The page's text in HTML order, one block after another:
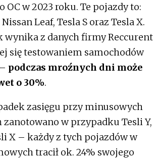
OC w 2023 roku. Te pojazdy to:
Nissan Leaf, Tesla S oraz Tesla X.
wynika z danych firmy Reccurent
się testowaniem samochodów
podczas mroźnych dni może
o 30%.
zasięgu przy minusowych
w przypadku Tesli Y,
X – każdy z tych pojazdów w
tracił ok. 24% swojego